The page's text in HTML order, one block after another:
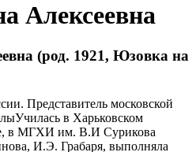
Алексеевна
(род. 1921, Юзовка на
Представитель московской
в Харьковском
в МГХИ им. В.И Сурикова
И.Э. Грабаря, выполняла